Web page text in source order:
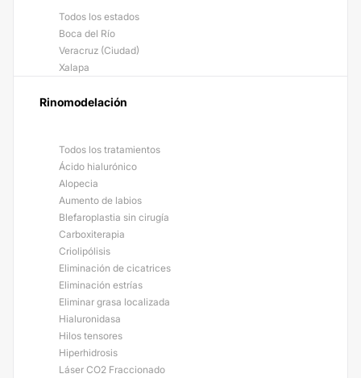
Todos los estados
Boca del Río
Veracruz (Ciudad)
Xalapa
Rinomodelación
Todos los tratamientos
Ácido hialurónico
Alopecia
Aumento de labios
Blefaroplastia sin cirugía
Carboxiterapia
Criolipólisis
Eliminación de cicatrices
Eliminación estrías
Eliminar grasa localizada
Hialuronidasa
Hilos tensores
Hiperhidrosis
Láser CO2 Fraccionado